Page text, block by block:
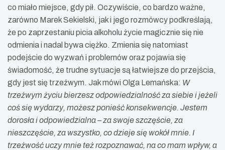
co miało miejsce, gdy pił. Oczywiście, co bardzo ważne,
zarówno Marek Sekielski, jak i jego rozmówcy podkreślają,
że po zaprzestaniu picia alkoholu życie magicznie się nie
odmienia i nadal bywa ciężko. Zmienia się natomiast
podejście do wyzwań i problemów oraz pojawia się
świadomość, że trudne sytuacje są łatwiejsze do przejścia,
gdy jest się trzeźwym. Jak mówi Olga Lemańska: W
trzeźwym życiu bierzesz odpowiedzialność za siebie i jeżeli
coś się wydarzy, możesz ponieść konsekwencje. Jestem
dorosła i odpowiedzialna – za swoje szczęście, za
nieszczęście, za wszystko, co dzieje się wokół mnie. I
trzeźwość uczy mnie też rozpoznawać, na co mam wpływ, a